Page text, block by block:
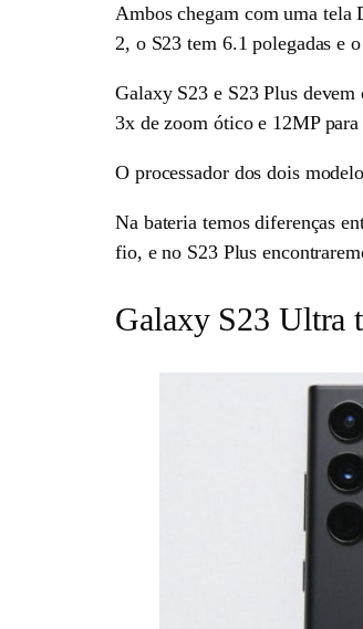
Ambos chegam com uma
2, o S23 tem 6.1 polegadas e
Galaxy S23 e S23 Plus
3x de zoom ótico e 12MP
O processador dos dois
Na bateria temos diferenças
fio, e no S23 Plus
Galaxy S23 Ultra